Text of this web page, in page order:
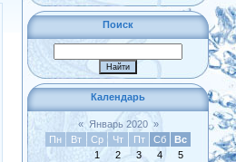
Поиск
Календарь
« Январь 2020 »
Пн
Вт Ср Чт Пт Сб
Вс
1
2 3 4
5